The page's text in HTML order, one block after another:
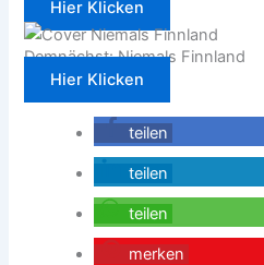
Hier Klicken
Demnächst: Niemals Finnland
Hier Klicken
teilen
teilen
teilen
merken